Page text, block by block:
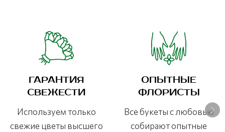
ГАРАНТИЯ
СВЕЖЕСТИ
Используем только
свежие цветы высшего
ОПЫТНЫЕ
ФЛОРИСТЫ
Все букеты с любовью
собирают опытные